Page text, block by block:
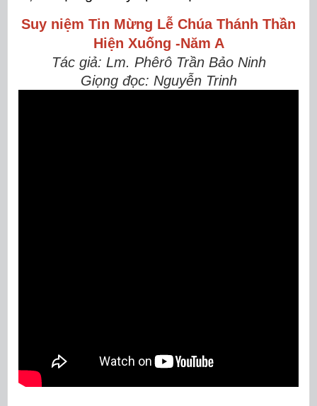
Suy niệm Tin Mừng Lễ Chúa Thánh Thần
Hiện Xuống -Năm A
Tác giả: Lm. Phêrô Trần Bảo Ninh
Giọng đọc: Nguyễn Trinh